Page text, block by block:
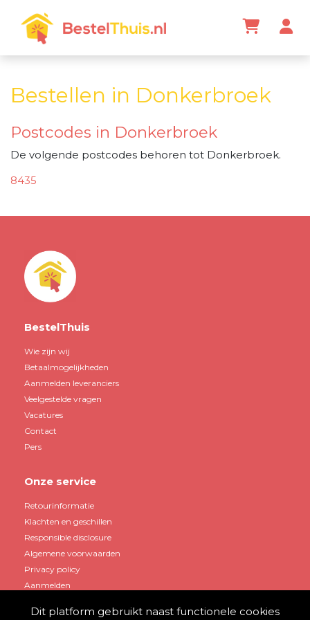
Bestellen in Donkerbroek
Postcodes in Donkerbroek
De volgende postcodes behoren tot Donkerbroek.
8435
BestelThuis
Wie zijn wij
Betaalmogelijkheden
Aanmelden leveranciers
Veelgestelde vragen
Vacatures
Contact
Pers
Onze service
Retourinformatie
Klachten en geschillen
Responsible disclosure
Algemene voorwaarden
Privacy policy
Aanmelden
Dit platform gebruikt naast functionele cookies